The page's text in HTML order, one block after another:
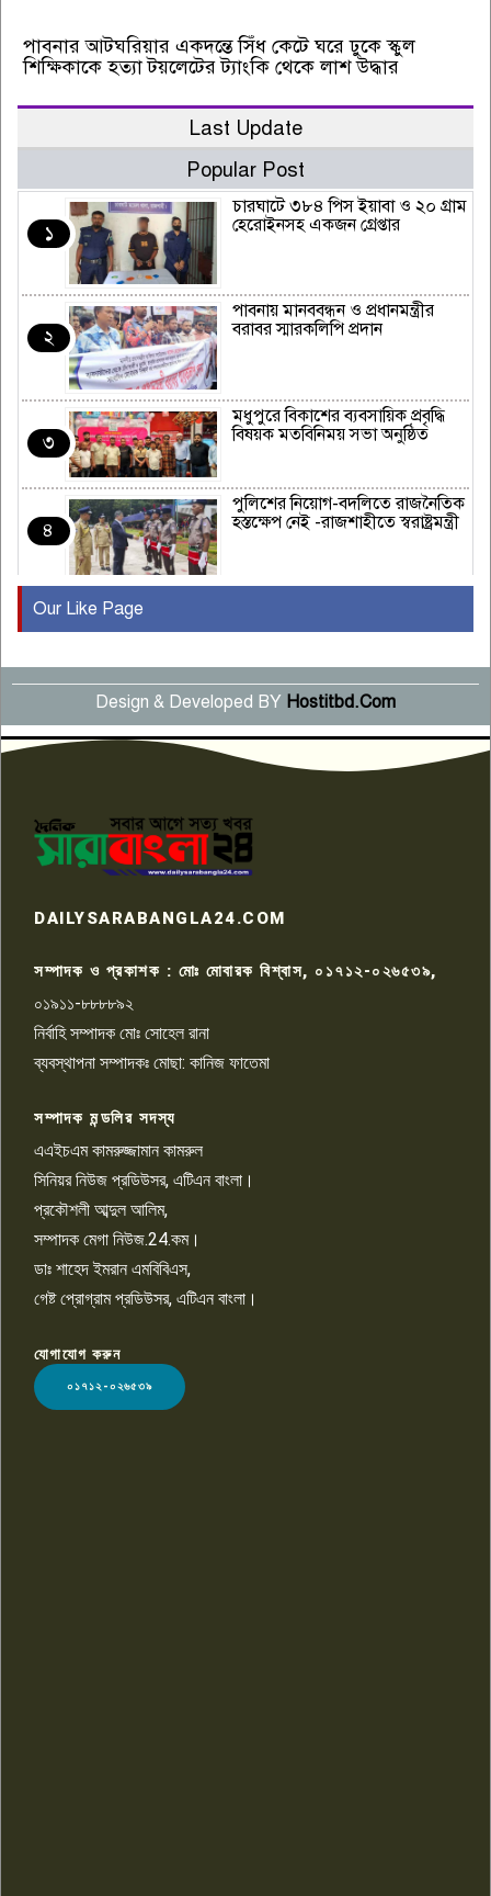
পাবনার আটঘরিয়ার একদন্তে সিঁধ কেটে ঘরে ঢুকে স্কুল
শিক্ষিকাকে হত্যা টয়লেটের ট্যাংকি থেকে লাশ উদ্ধার
Last Update
Popular Post
১
চারঘাটে ৩৮৪ পিস ইয়াবা ও ২০ গ্রাম
হেরোইনসহ একজন গ্রেপ্তার
২
পাবনায় মানববন্ধন ও প্রধানমন্ত্রীর
বরাবর স্মারকলিপি প্রদান
৩
মধুপুরে বিকাশের ব্যবসায়িক প্রবৃদ্ধি
বিষয়ক মতবিনিময় সভা অনুষ্ঠিত
৪
পুলিশের নিয়োগ-বদলিতে রাজনৈতিক
হস্তক্ষেপ নেই -রাজশাহীতে স্বরাষ্ট্রমন্ত্রী
৫
বছর পূর্তি উদযাপন
৬
সংবাদ সম্মেলনে অভিযোগ অস্বীকার
উদ্দেশ্য প্রণোদিত সংবাদ প্রকাশের
প্রতিবাদ নাজির হাসানের
৭
কেটে ঘরে ঢুকে স্কুল শিক্ষিকাকে হত্যা
টয়লেটের ট্যাংকি থেকে লাশ উদ্ধার
রাজশাহীতে সন্ত্রাসী হামলায় গুরুতর
৯
চাঁদাবাজি ও হয়রানির অভিযোগ
১০
Our Like Page
Design & Developed BY Hostitbd.Com
LOGO
DAILYSARABANGLA24.COM
সম্পাদক ও প্রকাশক : মোঃ মোবারক বিশ্বাস, ০১৭১২-০২৬৫৩৯,
০১৯১১-৮৮৮৮৯২
নির্বাহি সম্পাদক মোঃ সোহেল রানা
ব্যবস্থাপনা সম্পাদকঃ মোছা: কানিজ ফাতেমা
সম্পাদক মন্ডলির সদস্য
এএইচএম কামরুজ্জামান কামরুল
সিনিয়র নিউজ প্রডিউসর, এটিএন বাংলা।
প্রকৌশলী আব্দুল আলিম,
সম্পাদক মেগা নিউজ.24.কম।
ডাঃ শাহেদ ইমরান এমবিবিএস,
গেষ্ট প্রোগ্রাম প্রডিউসর, এটিএন বাংলা।
যোগাযোগ করুন
০১৭১২-০২৬৫৩৯